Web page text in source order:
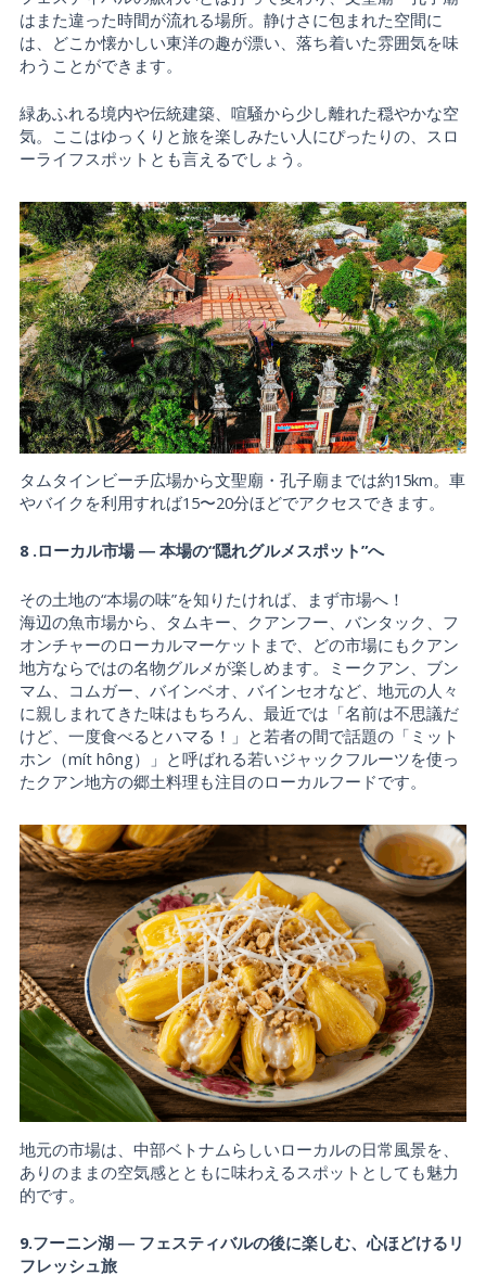
はまた違った時間が流れる場所。静けさに包まれた空間に
は、どこか懐かしい東洋の趣が漂い、落ち着いた雰囲気を味
わうことができます。
緑あふれる境内や伝統建築、喧騒から少し離れた穏やかな空
気。ここはゆっくりと旅を楽しみたい人にぴったりの、スロ
ーライフスポットとも言えるでしょう。
タムタインビーチ広場から文聖廟・孔子廟までは約15km。車
やバイクを利用すれば15〜20分ほどでアクセスできます。
8 .ローカル市場 ― 本場の“隠れグルメスポット”へ
その土地の“本場の味”を知りたければ、まず市場へ！
海辺の魚市場から、タムキー、クアンフー、バンタック、フ
オンチャーのローカルマーケットまで、どの市場にもクアン
地方ならではの名物グルメが楽しめます。ミークアン、ブン
マム、コムガー、バインベオ、バインセオなど、地元の人々
に親しまれてきた味はもちろん、最近では「名前は不思議だ
けど、一度食べるとハマる！」と若者の間で話題の「ミット
ホン（mít hông）」と呼ばれる若いジャックフルーツを使っ
たクアン地方の郷土料理も注目のローカルフードです。
地元の市場は、中部ベトナムらしいローカルの日常風景を、
ありのままの空気感とともに味わえるスポットとしても魅力
的です。
9.フーニン湖 ― フェスティバルの後に楽しむ、心ほどけるリ
フレッシュ旅